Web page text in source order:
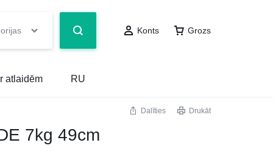
Konts Grozs
atlaidēm RU
Dalīties Drukāt
7kg 49cm